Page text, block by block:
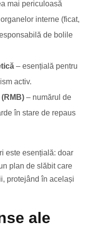
mai periculoasă
interne (ficat,
de bolile
– esențială pentru
activ.
– numărul de
în stare de repaus
este esențială: doar
plan de slăbit care
protejând în același
ale